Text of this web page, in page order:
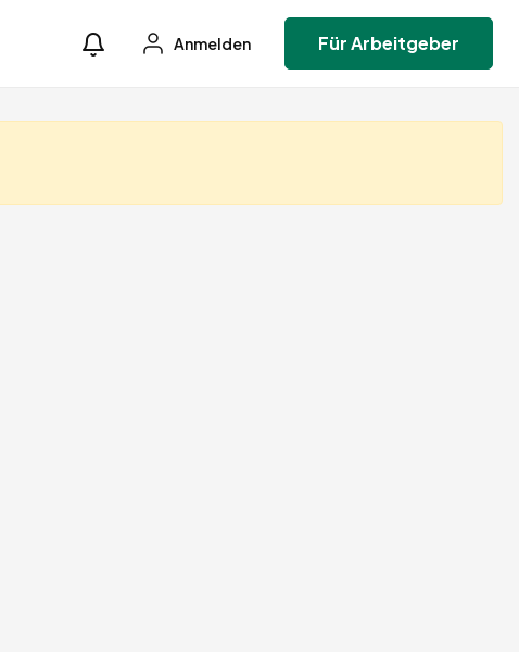
Anmelden Für Arbeitgeber